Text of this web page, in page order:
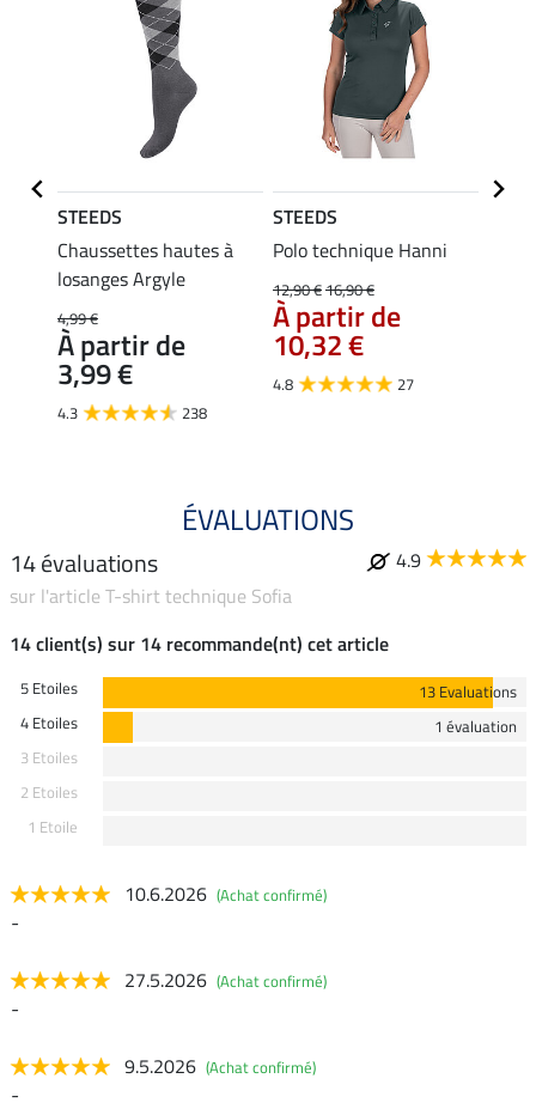
STEEDS
Chaussettes hautes à
losanges Argyle
4,99 €
À partir de
3,99 €
4.3 238
STEEDS
Polo technique Hanni
12,90 €16,90 €
À partir de
10,32 €
4.8 27
ÉVALUATIONS
14 évaluations
4.9
sur l'article T-shirt technique Sofia
14 client(s) sur 14 recommande(nt) cet article
5 Etoiles
13 Evaluations
4 Etoiles
1 évaluation
3 Etoiles
2 Etoiles
1 Etoile
10.6.2026 (Achat confirmé)
-
27.5.2026 (Achat confirmé)
-
9.5.2026 (Achat confirmé)
-